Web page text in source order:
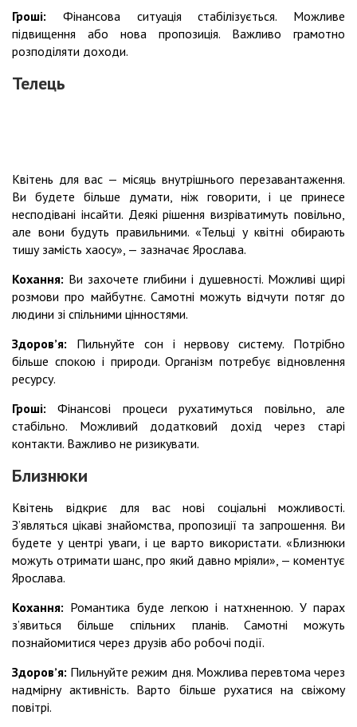
Гроші: Фінансова ситуація стабілізується. Можливе
підвищення або нова пропозиція. Важливо грамотно
розподіляти доходи.
Телець
Квітень для вас — місяць внутрішнього перезавантаження.
Ви будете більше думати, ніж говорити, і це принесе
несподівані інсайти. Деякі рішення визріватимуть повільно,
але вони будуть правильними. «Тельці у квітні обирають
тишу замість хаосу», — зазначає Ярослава.
Кохання: Ви захочете глибини і душевності. Можливі щирі
розмови про майбутнє. Самотні можуть відчути потяг до
людини зі спільними цінностями.
Здоровʼя: Пильнуйте сон і нервову систему. Потрібно
більше спокою і природи. Організм потребує відновлення
ресурсу.
Гроші: Фінансові процеси рухатимуться повільно, але
стабільно. Можливий додатковий дохід через старі
контакти. Важливо не ризикувати.
Близнюки
Квітень відкриє для вас нові соціальні можливості.
З’являться цікаві знайомства, пропозиції та запрошення. Ви
будете у центрі уваги, і це варто використати. «Близнюки
можуть отримати шанс, про який давно мріяли», — коментує
Ярослава.
Кохання: Романтика буде легкою і натхненною. У парах
з’явиться більше спільних планів. Самотні можуть
познайомитися через друзів або робочі події.
Здоровʼя: Пильнуйте режим дня. Можлива перевтома через
надмірну активність. Варто більше рухатися на свіжому
повітрі.